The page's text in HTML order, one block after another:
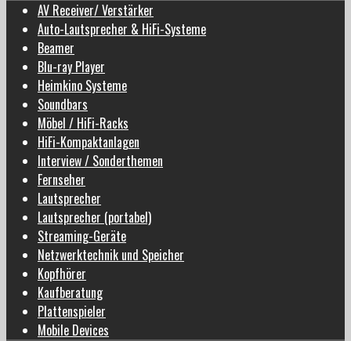
AV Receiver/ Verstärker
Auto-Lautsprecher & HiFi-Systeme
Beamer
Blu-ray Player
Heimkino Systeme
Soundbars
Möbel / HiFi-Racks
HiFi-Kompaktanlagen
Interview / Sonderthemen
Fernseher
Lautsprecher
Lautsprecher (portabel)
Streaming-Geräte
Netzwerktechnik und Speicher
Kopfhörer
Kaufberatung
Plattenspieler
Mobile Devices